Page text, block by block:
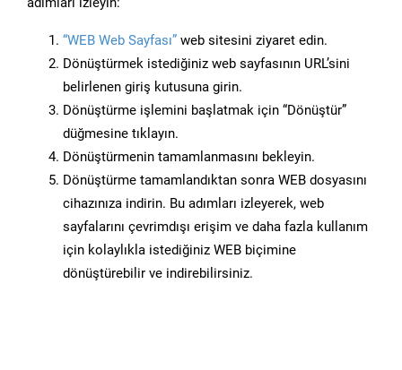
“WEB Web Sayfası” web sitesini ziyaret edin.
Dönüştürmek istediğiniz web sayfasının URL’sini
belirlenen giriş kutusuna girin.
Dönüştürme işlemini başlatmak için “Dönüştür”
düğmesine tıklayın.
Dönüştürmenin tamamlanmasını bekleyin.
Dönüştürme tamamlandıktan sonra WEB dosyasını
cihazınıza indirin. Bu adımları izleyerek, web
sayfalarını çevrimdışı erişim ve daha fazla kullanım
için kolaylıkla istediğiniz WEB biçimine
dönüştürebilir ve indirebilirsiniz.